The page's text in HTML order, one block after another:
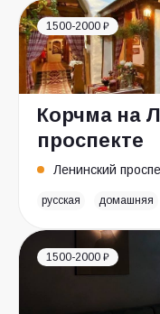
1500-2000 ₽
Корчма на
проспекте
Ленинский
русская домашняя
1500-2000 ₽